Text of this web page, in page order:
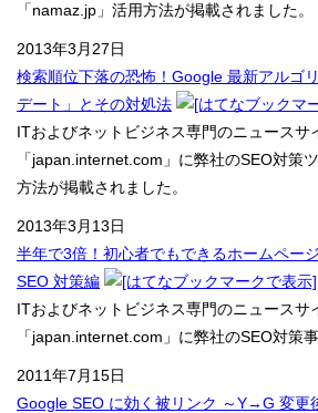
「namaz.jp」活用方法が掲載されました。
2013年3月27日
検索順位下落の恐怖！Google 最新アルゴ
デート」とその対処法
ITおよびネットビジネス専門のニュースサ
「japan.internet.com」に弊社のSEO対策
方法が掲載されました。
2013年3月13日
半年で3倍！初心者でもできるホームペー
SEO 対策編
ITおよびネットビジネス専門のニュースサ
「japan.internet.com」に弊社のSEO対策
2011年7月15日
Google SEO に効く被リンク ～Y→G 変更